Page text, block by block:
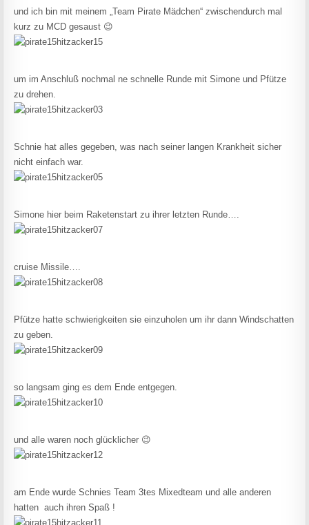
und ich bin mit meinem „Team Pirate Mädchen“ zwischendurch mal
kurz zu MCD gesaust 😉
um im Anschluß nochmal ne schnelle Runde mit Simone und Pfütze
zu drehen.
Schnie hat alles gegeben, was nach seiner langen Krankheit sicher
nicht einfach war.
Simone hier beim Raketenstart zu ihrer letzten Runde….
cruise Missile….
Pfütze hatte schwierigkeiten sie einzuholen um ihr dann Windschatten
zu geben.
so langsam ging es dem Ende entgegen.
und alle waren noch glücklicher 😉
am Ende wurde Schnies Team 3tes Mixedteam und alle anderen
hatten auch ihren Spaß !